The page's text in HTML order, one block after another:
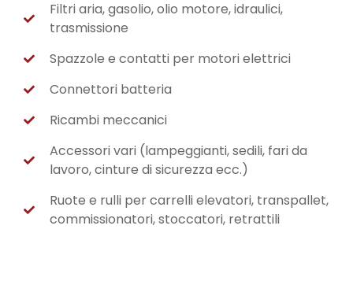
Filtri aria, gasolio, olio motore, idraulici,
trasmissione
Spazzole e contatti per motori elettrici
Connettori batteria
Ricambi meccanici
Accessori vari (lampeggianti, sedili, fari da
lavoro, cinture di sicurezza ecc.)
Ruote e rulli per carrelli elevatori, transpallet,
commissionatori, stoccatori, retrattili